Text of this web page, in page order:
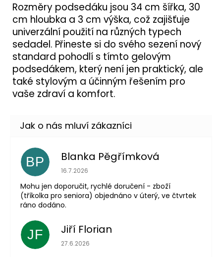
Rozměry podsedáku jsou 34 cm šířka, 30
cm hloubka a 3 cm výška, což zajišťuje
univerzální použití na různých typech
sedadel. Přineste si do svého sezení nový
standard pohodlí s tímto gelovým
podsedákem, který není jen praktický, ale
také stylovým a účinným řešením pro
vaše zdraví a komfort.
BP Blanka Pěgřímková
Hodnocení obchodu je 5 z 5 hvězdiček.
16.7.2026
Mohu jen doporučit, rychlé doručení - zboží
(tříkolka pro seniora) objednáno v úterý, ve čtvrtek
ráno dodáno.
JF Jiří Florian
Hodnocení obchodu je 5 z 5 hvězdiček.
27.6.2026